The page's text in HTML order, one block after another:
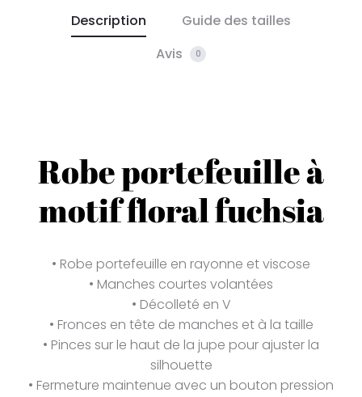
Description
Guide des tailles
Avis
0
Robe portefeuille à
motif floral fuchsia
• Robe portefeuille en rayonne et viscose
• Manches courtes volantées
• Décolleté en V
• Fronces en tête de manches et à la taille
• Pinces sur le haut de la jupe pour ajuster la
silhouette
• Fermeture maintenue avec un bouton pression